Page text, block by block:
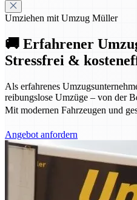
Umziehen mit Umzug Müller
🚚 Erfahrener
Stressfrei &
Als erfahrenes
reibungslose Umzüge – von der
Mit modernen Fahrzeugen und
Angebot anfordern